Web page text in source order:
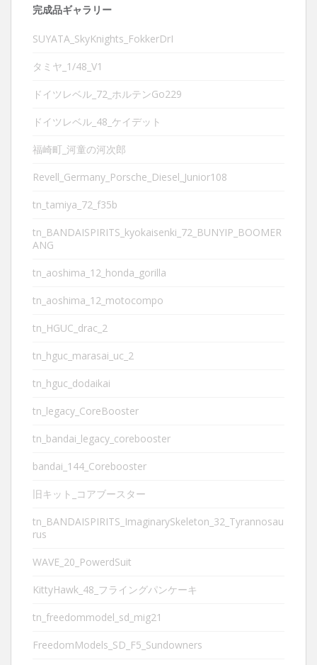
完成品ギャラリー
SUYATA_SkyKnights_FokkerDrI
タミヤ_1/48_V1
ドイツレベル_72_ホルテンGo229
ドイツレベル_48_ケイデット
福崎町_河童の河次郎
Revell_Germany_Porsche_Diesel_Junior108
tn_tamiya_72_f35b
tn_BANDAISPIRITS_kyokaisenki_72_BUNYIP_BOOMER
ANG
tn_aoshima_12_honda_gorilla
tn_aoshima_12_motocompo
tn_HGUC_drac_2
tn_hguc_marasai_uc_2
tn_hguc_dodaikai
tn_legacy_CoreBooster
tn_bandai_legacy_corebooster
bandai_144_Corebooster
旧キット_コアブースター
tn_BANDAISPIRITS_ImaginarySkeleton_32_Tyrannosau
rus
WAVE_20_PowerdSuit
KittyHawk_48_フライングパンケーキ
tn_freedommodel_sd_mig21
FreedomModels_SD_F5_Sundowners